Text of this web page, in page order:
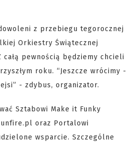
z przebiegu tegorocznej
Orkiestry Świątecznej
całą pewnością będziemy chcieli
roku. “Jeszcze wrócimy -
- zdybus, organizator.
Sztabowi Make it Funky
oraz Portalowi
wsparcie. Szczególne